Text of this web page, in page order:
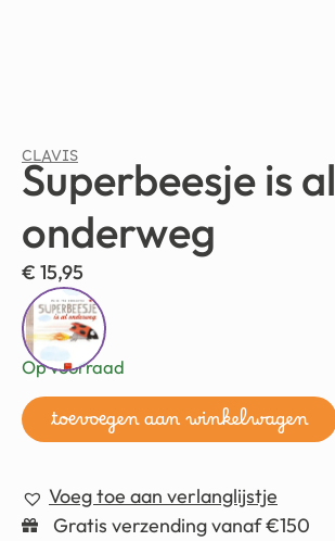
CLAVIS
Superbeesje is al
onderweg
€ 15,95
Op voorraad
toevoegen aan winkelwagen
Voeg toe aan verlanglijstje
Gratis verzending vanaf €150